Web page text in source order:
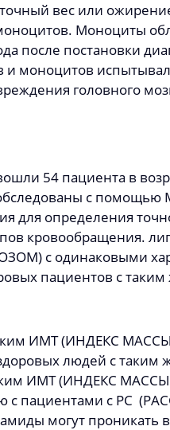
вес или
Моноциты
после постановки
моноцитов
головного
54 пациента в
с помощью
для определения
кровообращения.
с одинаковыми
пациентов с
ИМТ (ИНДЕКС
людей с
ИМТ (ИНДЕКС МАССЫ
с пациентами с РС
могут